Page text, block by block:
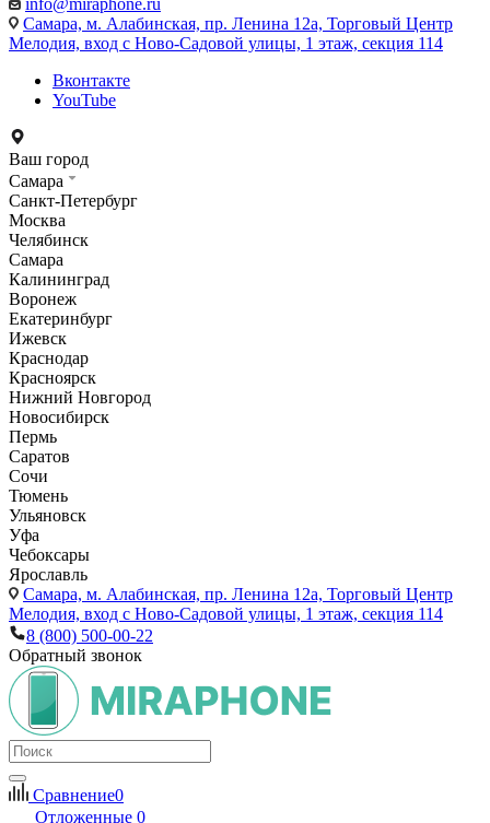
info@miraphone.ru
Самара, м. Алабинская, пр. Ленина 12а, Торговый Центр
Мелодия, вход с Ново-Садовой улицы, 1 этаж, секция 114
Вконтакте
YouTube
Ваш город
Самара
Санкт-Петербург
Москва
Челябинск
Самара
Калининград
Воронеж
Екатеринбург
Ижевск
Краснодар
Красноярск
Нижний Новгород
Новосибирск
Пермь
Саратов
Сочи
Тюмень
Ульяновск
Уфа
Чебоксары
Ярославль
Самара, м. Алабинская, пр. Ленина 12а, Торговый Центр
Мелодия, вход с Ново-Садовой улицы, 1 этаж, секция 114
8 (800) 500-00-22
Обратный звонок
Сравнение0
Отложенные 0